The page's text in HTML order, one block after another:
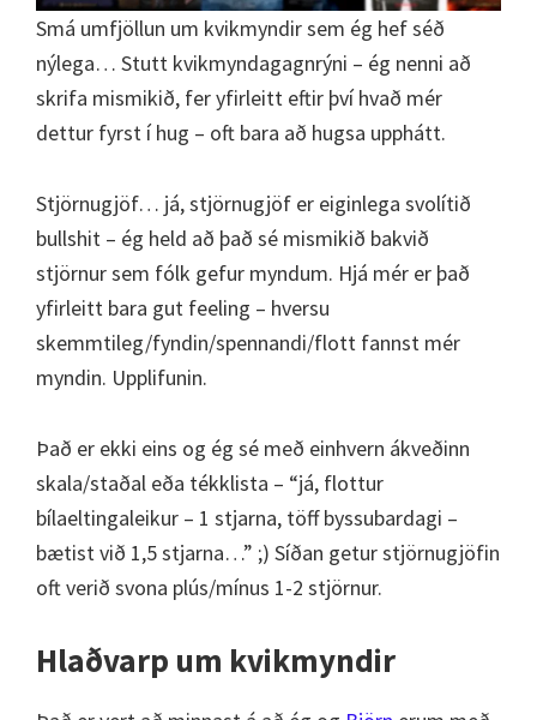
Smá umfjöllun um kvikmyndir sem ég hef séð
nýlega… Stutt kvikmyndagagnrýni – ég nenni að
skrifa mismikið, fer yfirleitt eftir því hvað mér
dettur fyrst í hug – oft bara að hugsa upphátt.
Stjörnugjöf… já, stjörnugjöf er eiginlega svolítið
bullshit – ég held að það sé mismikið bakvið
stjörnur sem fólk gefur myndum. Hjá mér er það
yfirleitt bara gut feeling – hversu
skemmtileg/fyndin/spennandi/flott fannst mér
myndin. Upplifunin.
Það er ekki eins og ég sé með einhvern ákveðinn
skala/staðal eða tékklista – “já, flottur
bílaeltingaleikur – 1 stjarna, töff byssubardagi –
bætist við 1,5 stjarna…” ;) Síðan getur stjörnugjöfin
oft verið svona plús/mínus 1-2 stjörnur.
Hlaðvarp um kvikmyndir